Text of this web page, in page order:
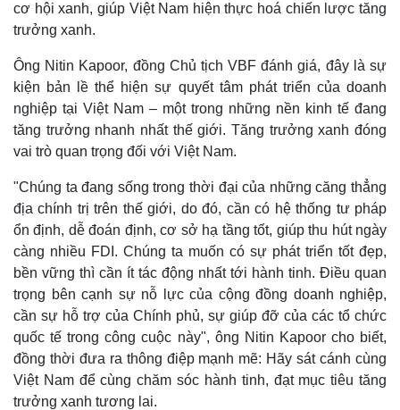
Thế giới
Quan sát
Cuộc sống đó đây
Hồ sơ
Multimedia
Video
Ảnh
E-Magazine
cơ hội xanh, giúp Việt Nam hiện thực hoá chiến lược tăng
trưởng xanh.
Ông Nitin Kapoor, đồng Chủ tịch VBF đánh giá, đây là sự
kiện bản lề thể hiện sự quyết tâm phát triển của doanh
nghiệp tại Việt Nam – một trong những nền kinh tế đang
tăng trưởng nhanh nhất thế giới. Tăng trưởng xanh đóng
vai trò quan trọng đối với Việt Nam.
"Chúng ta đang sống trong thời đại của những căng thẳng
địa chính trị trên thế giới, do đó, cần có hệ thống tư pháp
ổn định, dễ đoán định, cơ sở hạ tầng tốt, giúp thu hút ngày
càng nhiều FDI. Chúng ta muốn có sự phát triển tốt đẹp,
bền vững thì cần ít tác động nhất tới hành tinh. Điều quan
trọng bên cạnh sự nỗ lực của cộng đồng doanh nghiệp,
cần sự hỗ trợ của Chính phủ, sự giúp đỡ của các tổ chức
quốc tế trong công cuộc này", ông Nitin Kapoor cho biết,
đồng thời đưa ra thông điệp mạnh mẽ: Hãy sát cánh cùng
Việt Nam để cùng chăm sóc hành tinh, đạt mục tiêu tăng
trưởng xanh tương lai.